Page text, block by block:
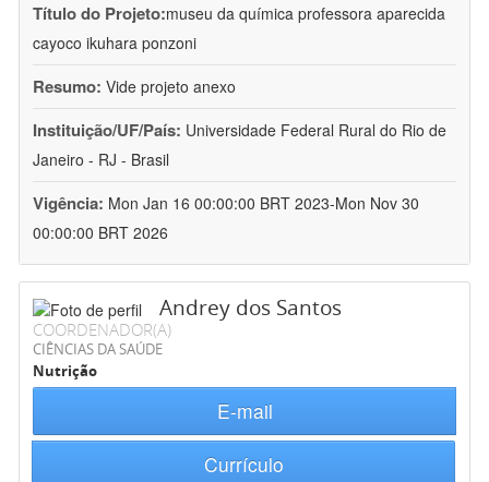
Título do Projeto:museu da química professora aparecida
cayoco ikuhara ponzoni
Resumo: Vide projeto anexo
Instituição/UF/País: Universidade Federal Rural do Rio de
Janeiro - RJ - Brasil
Vigência: Mon Jan 16 00:00:00 BRT 2023-Mon Nov 30
00:00:00 BRT 2026
Andrey dos Santos
COORDENADOR(A)
CIÊNCIAS DA SAÚDE
Nutrição
E-mail
Currículo